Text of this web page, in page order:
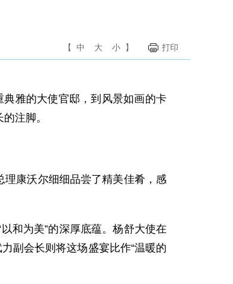
【 中 大 小 】 打印
典雅的大使官邸，到风景如画的卡
注脚。
理康沃尔细细品尝了精美佳肴，感
和为美”的深厚底蕴。杨舒大使在
副会长则将这场盛宴比作“温暖的